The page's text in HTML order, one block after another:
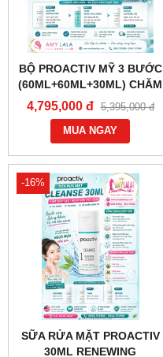
BỘ PROACTIV MỸ 3 BƯỚC
(60ML+60ML+30ML) CHĂM
SÓC DA MỤN - 0858193968
- 0944193968 -
AMYLALASHOP.COM
4,795,000 đ 5,395,000 đ
MUA NGAY
-16%
SỮA RỬA MẶT PROACTIV
30ML RENEWING